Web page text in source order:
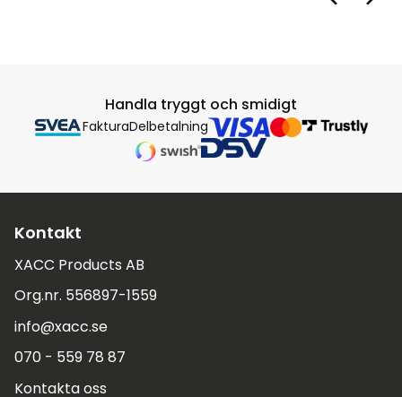
Handla tryggt och smidigt
FakturaDelbetalning
Kontakt
XACC Products AB
Org.nr. 556897-1559
info@xacc.se
070 - 559 78 87
Kontakta oss